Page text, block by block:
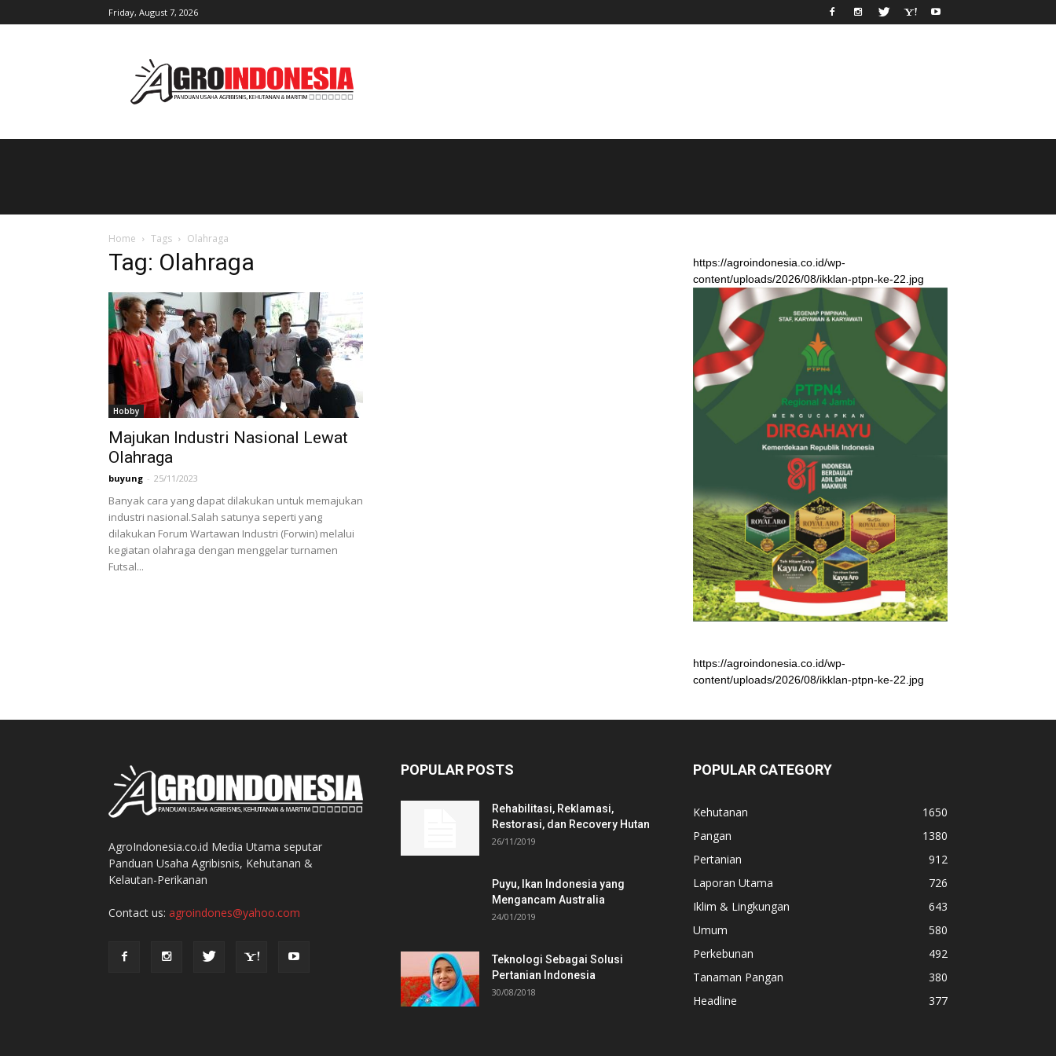
Friday, August 7, 2026
Home Tags Olahraga
Tag: Olahraga
Hobby
Majukan Industri Nasional Lewat
Olahraga
buyung - 25/11/2023
Banyak cara yang dapat dilakukan untuk memajukan
industri nasional.Salah satunya seperti yang
dilakukan Forum Wartawan Industri (Forwin) melalui
kegiatan olahraga dengan menggelar turnamen
Futsal...
https://agroindonesia.co.id/wp-
content/uploads/2026/08/ikklan-ptpn-ke-22.jpg
https://agroindonesia.co.id/wp-
content/uploads/2026/08/ikklan-ptpn-ke-22.jpg
AgroIndonesia.co.id Media Utama seputar
Panduan Usaha Agribisnis, Kehutanan &
Kelautan-Perikanan
Contact us: agroindones@yahoo.com
POPULAR POSTS
Rehabilitasi, Reklamasi,
Restorasi, dan Recovery Hutan
26/11/2019
Puyu, Ikan Indonesia yang
Mengancam Australia
24/01/2019
Teknologi Sebagai Solusi
Pertanian Indonesia
30/08/2018
POPULAR CATEGORY
Kehutanan
1650
Pangan
1380
Pertanian
912
Laporan Utama
726
Iklim & Lingkungan
643
Umum
580
Perkebunan
492
Tanaman Pangan
380
Headline
377